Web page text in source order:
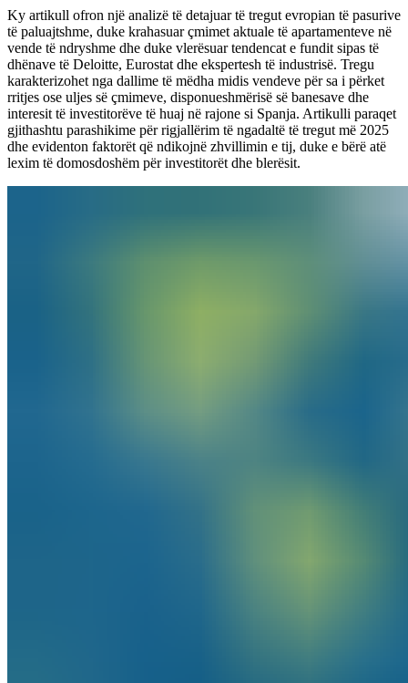
Ky artikull ofron një analizë të detajuar të tregut evropian të pasurive
të paluajtshme, duke krahasuar çmimet aktuale të apartamenteve në
vende të ndryshme dhe duke vlerësuar tendencat e fundit sipas të
dhënave të Deloitte, Eurostat dhe ekspertesh të industrisë. Tregu
karakterizohet nga dallime të mëdha midis vendeve për sa i përket
rritjes ose uljes së çmimeve, disponueshmërisë së banesave dhe
interesit të investitorëve të huaj në rajone si Spanja. Artikulli paraqet
gjithashtu parashikime për rigjallërim të ngadaltë të tregut më 2025
dhe evidenton faktorët që ndikojnë zhvillimin e tij, duke e bërë atë
lexim të domosdoshëm për investitorët dhe blerësit.